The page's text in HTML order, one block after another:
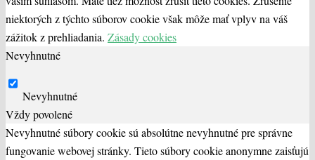
niektorých z týchto súborov cookie však môže mať vplyv na váš
zážitok z prehliadania. Zásady cookies
Nevyhnutné
Nevyhnutné
Vždy povolené
Nevyhnutné súbory cookie sú absolútne nevyhnutné pre správne
fungovanie webovej stránky. Tieto súbory cookie anonymne zaisťujú